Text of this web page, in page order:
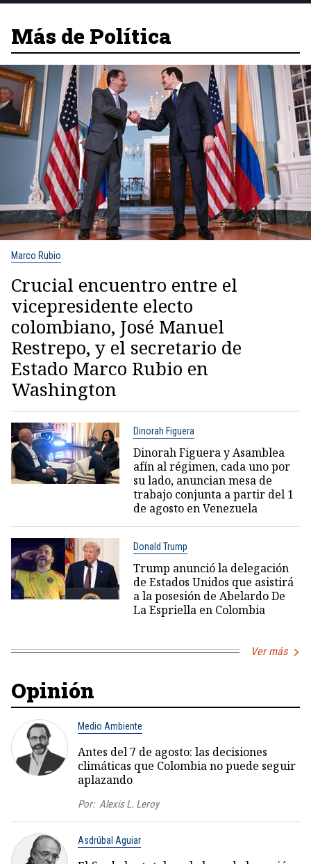
Más de Política
Marco Rubio
Crucial encuentro entre el
vicepresidente electo
colombiano, José Manuel
Restrepo, y el secretario de
Estado Marco Rubio en
Washington
Dinorah Figuera
Dinorah Figuera y Asamblea
afín al régimen, cada uno por
su lado, anuncian mesa de
trabajo conjunta a partir del 1
de agosto en Venezuela
Donald Trump
Trump anunció la delegación
de Estados Unidos que asistirá
a la posesión de Abelardo De
La Espriella en Colombia
Ver más
Opinión
Medio Ambiente
Antes del 7 de agosto: las decisiones
climáticas que Colombia no puede seguir
aplazando
Por: Alexis L. Leroy
Asdrúbal Aguiar